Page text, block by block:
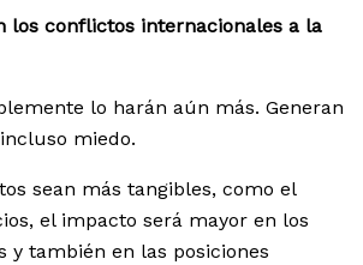
los conflictos internacionales a la
lo harán aún más. Generan
miedo.
sean más tangibles, como el
el impacto será mayor en los
y también en las posiciones